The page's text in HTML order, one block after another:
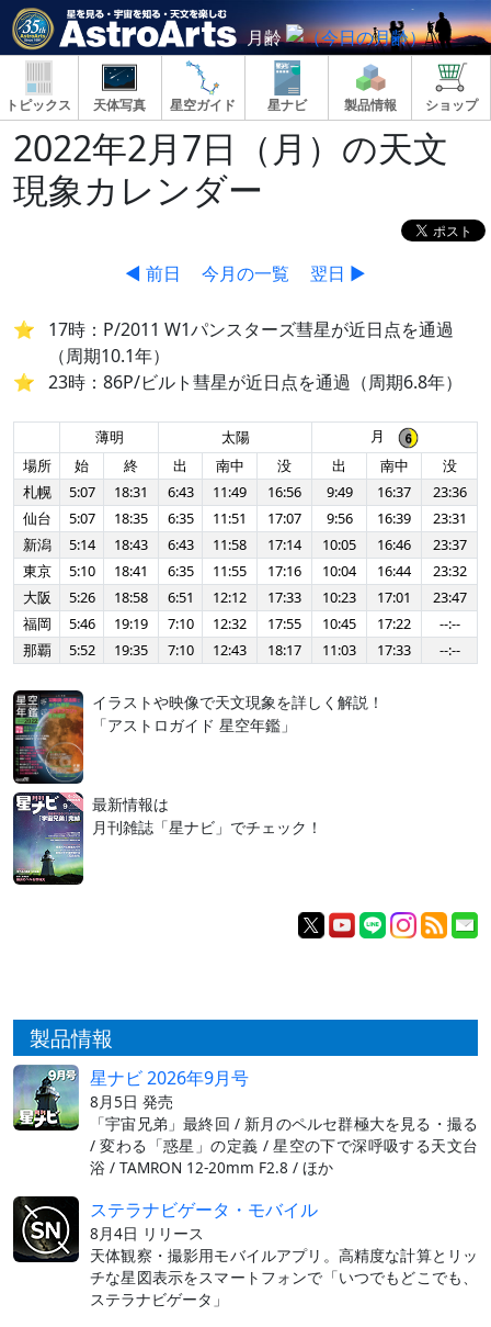
月齢
トピックス 天体写真 星空ガイド 星ナビ 製品情報 ショップ
2022年2月7日（月）の天文
現象カレンダー
◀ 前日 今月の一覧 翌日 ▶
17時：P/2011 W1パンスターズ彗星が近日点を通過
（周期10.1年）
23時：86P/ビルト彗星が近日点を通過（周期6.8年）
薄明 太陽
月
場所
始 終 出 南中 没 出 南中
没
札幌
5:07 18:31 6:43 11:49 16:56 9:49 16:37
23:36
仙台
5:07 18:35 6:35 11:51 17:07 9:56 16:39
23:31
新潟
5:14 18:43 6:43 11:58 17:14 10:05 16:46
23:37
東京
5:10 18:41 6:35 11:55 17:16 10:04 16:44
23:32
大阪
5:26 18:58 6:51 12:12 17:33 10:23 17:01
23:47
福岡
5:46 19:19 7:10 12:32 17:55 10:45 17:22
--:--
那覇
5:52 19:35 7:10 12:43 18:17 11:03 17:33 --:--
イラストや映像で天文現象を詳しく解説！
「アストロガイド 星空年鑑」
最新情報は
月刊雑誌「星ナビ」でチェック！
製品情報
星ナビ 2026年9月号
8月5日 発売
「宇宙兄弟」最終回 / 新月のペルセ群極大を見る・撮る
/ 変わる「惑星」の定義 / 星空の下で深呼吸する天文台
浴 / TAMRON 12-20mm F2.8 / ほか
ステラナビゲータ・モバイル
8月4日 リリース
天体観察・撮影用モバイルアプリ。高精度な計算とリッ
チな星図表示をスマートフォンで「いつでもどこでも、
ステラナビゲータ」